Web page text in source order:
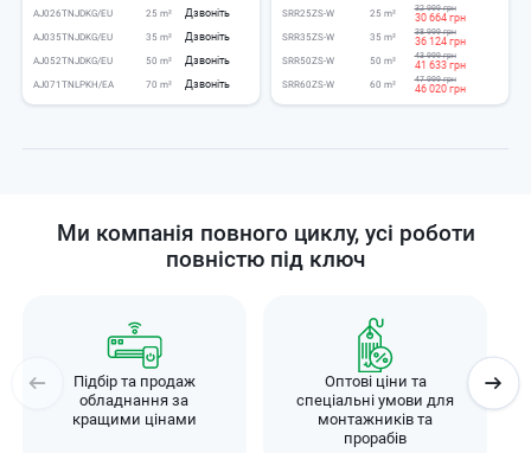
AJ026TNJDKG/EU 25 m² Дзвоніть
AJ035TNJDKG/EU 35 m² Дзвоніть
AJ052TNJDKG/EU 50 m² Дзвоніть
AJ071TNLPKH/EA 70 m² Дзвоніть
SRR25ZS-W 25 m² 32 999 грн
30 664 грн
SRR35ZS-W 35 m² 38 999 грн
36 124 грн
SRR50ZS-W 50 m² 43 999 грн
41 633 грн
SRR60ZS-W 60 m² 47 999 грн
46 020 грн
Ми компанія повного циклу, усі роботи
повністю під ключ
Підбір та продаж
обладнання за
кращими цінами
Оптові ціни та
спеціальні умови для
монтажників та
прорабів